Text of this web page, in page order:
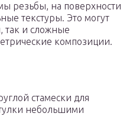
резьбы, на поверхности
текстуры. Это могут
так и сложные
композиции.
стамески для
небольшими